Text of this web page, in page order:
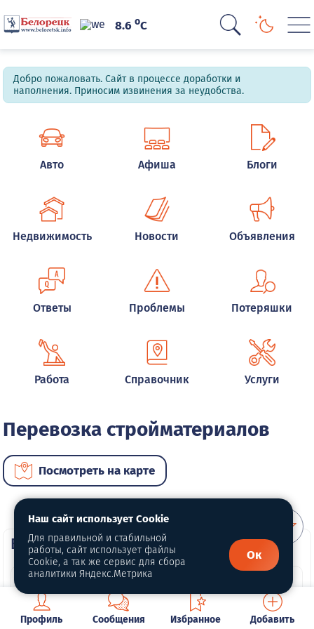
8.6oC
Добро пожаловать. Сайт в процессе доработки и
наполнения. Приносим извинения за неудобства.
Авто Афиша Блоги
Недвижимость Новости Объявления
Ответы Проблемы Потеряшки
Работа Справочник Услуги
Перевозка стройматериалов
Посмотреть на карте
ВИП услуги
Профиль Сообщения Избранное Добавить
Наш сайт использует Cookie
Для правильной и стабильной
работы, сайт использует файлы
Cookie, а так же сервис для сбора
аналитики Яндекс.Метрика
Ок